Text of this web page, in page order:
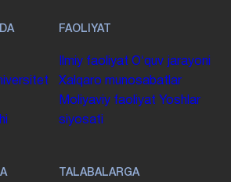
FAOLIYAT
Ilmiy faoliyat Oʻquv jarayoni
Xalqaro munosabatlar
Moliyaviy faoliyat Yoshlar
siyosati
TALABALARGA